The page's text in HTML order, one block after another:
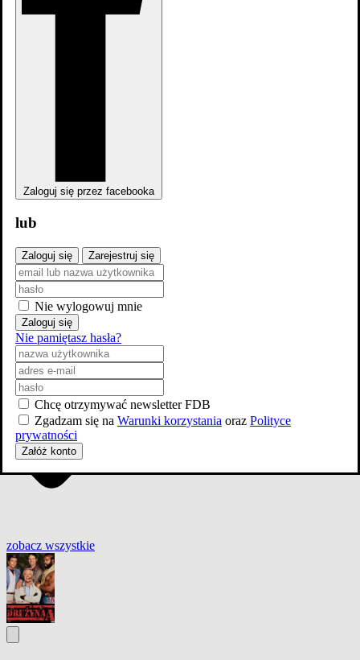
zobacz wszystkie
Zaloguj się przez facebooka
lub
Zaloguj się Zarejestruj się
Nie wylogowuj mnie
Zaloguj się
Nie pamiętasz hasła?
Chcę otrzymywać newsletter FDB
Zgadzam się na Warunki korzystania oraz Polityce
prywatności
Załóż konto